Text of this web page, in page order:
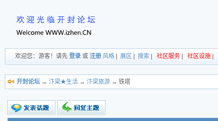
欢迎您：游客！请先 登录 或 注册 风格 展区 搜索 社区服务 社区设施
开封论坛 → 汴梁★生活 → 汴梁旅游 → 铁塔